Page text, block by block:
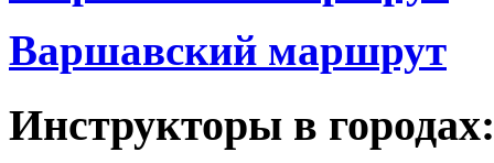
Варшавский маршрут
Инструкторы в городах: